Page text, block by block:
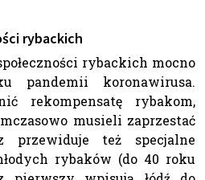
rybackich
rybackich mocno
pandemii koronawirusa.
rekompensatę rybakom,
musieli zaprzestać
przewiduje też specjalne
rybaków (do 40 roku